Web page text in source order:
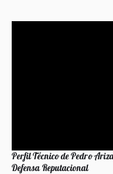
Perfil Técnico de Pedro
Defensa Reputacional